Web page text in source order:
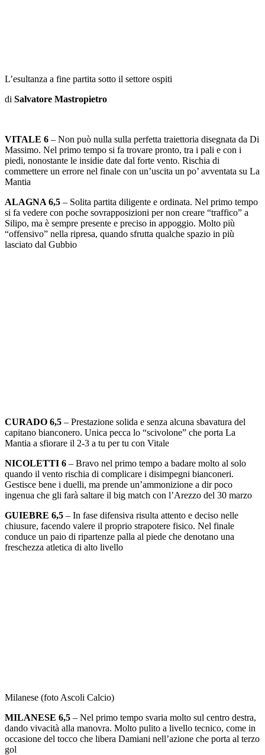
L’esultanza a fine partita sotto il settore ospiti
di Salvatore Mastropietro
VITALE 6 – Non può nulla sulla perfetta traiettoria disegnata da Di
Massimo. Nel primo tempo si fa trovare pronto, tra i pali e con i
piedi, nonostante le insidie date dal forte vento. Rischia di
commettere un errore nel finale con un’uscita un po’ avventata su La
Mantia
ALAGNA 6,5 – Solita partita diligente e ordinata. Nel primo tempo
si fa vedere con poche sovrapposizioni per non creare “traffico” a
Silipo, ma è sempre presente e preciso in appoggio. Molto più
“offensivo” nella ripresa, quando sfrutta qualche spazio in più
lasciato dal Gubbio
CURADO 6,5 – Prestazione solida e senza alcuna sbavatura del
capitano bianconero. Unica pecca lo “scivolone” che porta La
Mantia a sfiorare il 2-3 a tu per tu con Vitale
NICOLETTI 6 – Bravo nel primo tempo a badare molto al solo
quando il vento rischia di complicare i disimpegni bianconeri.
Gestisce bene i duelli, ma prende un’ammonizione a dir poco
ingenua che gli farà saltare il big match con l’Arezzo del 30 marzo
GUIEBRE 6,5 – In fase difensiva risulta attento e deciso nelle
chiusure, facendo valere il proprio strapotere fisico. Nel finale
conduce un paio di ripartenze palla al piede che denotano una
freschezza atletica di alto livello
Milanese (foto Ascoli Calcio)
MILANESE 6,5 – Nel primo tempo svaria molto sul centro destra,
dando vivacità alla manovra. Molto pulito a livello tecnico, come in
occasione del tocco che libera Damiani nell’azione che porta al terzo
gol